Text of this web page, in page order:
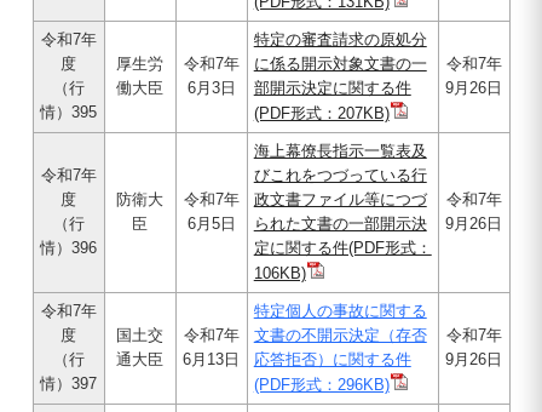
令和7年
度
（行
情）395
厚生労
働大臣
令和7年
6月3日
特定の審査請求の原処分
に係る開示対象文書の一
部開示決定に関する件
(PDF形式：207KB)
令和7年
9月26日
令和7年
度
（行
情）396
防衛大
臣
令和7年
6月5日
海上幕僚長指示一覧表及
びこれをつづっている行
政文書ファイル等につづ
られた文書の一部開示決
定に関する件(PDF形式：
106KB)
令和7年
9月26日
令和7年
度
（行
情）397
国土交
通大臣
令和7年
6月13日
特定個人の事故に関する
文書の不開示決定（存否
応答拒否）に関する件
(PDF形式：296KB)
令和7年
9月26日